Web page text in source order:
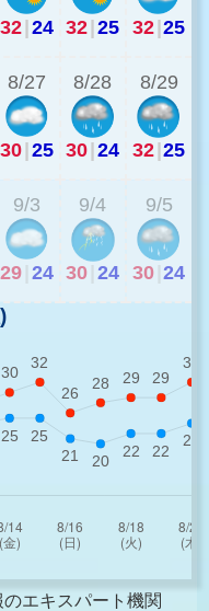
32 24 32 25 32 25
8/27
30 25
8/28
30 24
8/29
32 25
9/3
29 24
9/4
30 24
9/5
30 24
エキスパート機関